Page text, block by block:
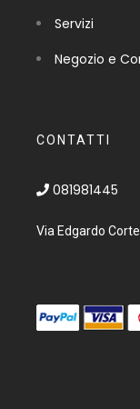
Servizi
Negozio e
CONTATTI
081981445
Via Edgardo